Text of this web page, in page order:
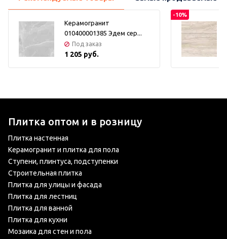
Керамогранит
010400001385 Эдем сер...
Под заказ
1 205 руб.
-10%
Плитка оптом и в розницу
Плитка настенная
Керамогранит и плитка для пола
Ступени, плинтуса, подступенки
Строительная плитка
Плитка для улицы и фасада
Плитка для лестниц
Плитка для ванной
Плитка для кухни
Мозаика для стен и пола